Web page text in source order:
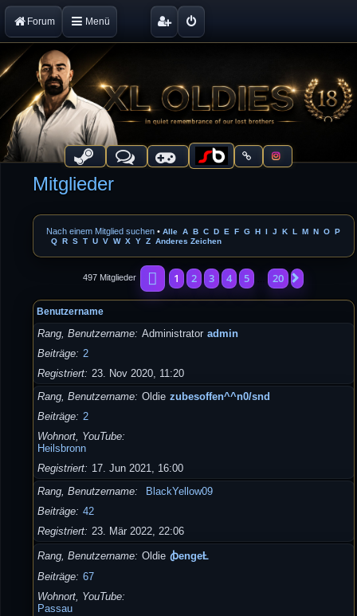
Forum Menü
Mitglieder
Nach einem Mitglied suchen •Alle A B C D E F G H I J K L M N O P
Q R S T U V W X Y Z Anderes Zeichen
497 Mitglieder Seite1von20
1 2 3 4 5 20
Benutzername
Rang, Benutzername Administrator admin
Beiträge 2
Registriert 23. Nov 2020, 11:20
Rang, Benutzername Oldie zubesoffen^^n0/snd
Beiträge 2
Wohnort, YouTube
Heilsbronn
Registriert
17. Jun 2021, 16:00
Rang, Benutzername
BlackYellow09
Beiträge 42
Registriert 23. Mär 2022, 22:06
Rang, Benutzername Oldie ꞗengeȽ
Beiträge 67
Wohnort, YouTube
Passau